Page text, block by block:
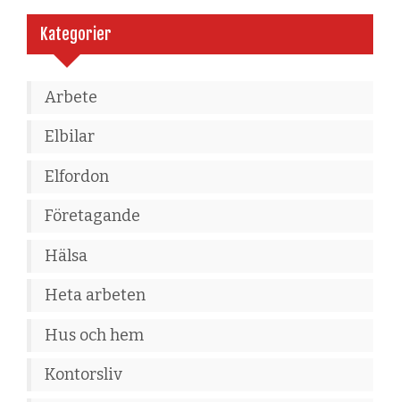
Kategorier
Arbete
Elbilar
Elfordon
Företagande
Hälsa
Heta arbeten
Hus och hem
Kontorsliv